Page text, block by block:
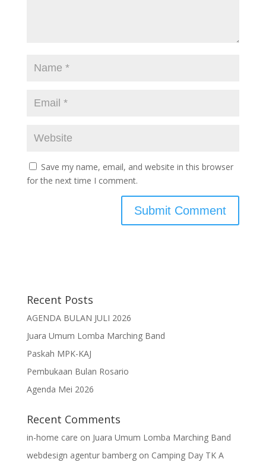
Save my name, email, and website in this browser
for the next time I comment.
Recent Posts
AGENDA BULAN JULI 2026
Juara Umum Lomba Marching Band
Paskah MPK-KAJ
Pembukaan Bulan Rosario
Agenda Mei 2026
Recent Comments
in-home care on Juara Umum Lomba Marching Band
webdesign agentur bambergon Camping Day TK A